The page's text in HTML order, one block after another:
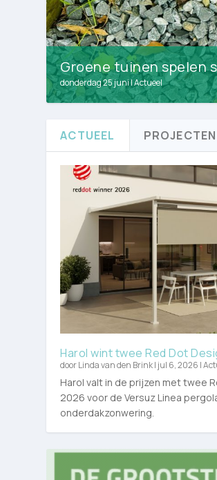
Groene tuinen spelen
donderdag 25 juni|Actueel
TU Delft sluit zich aan
Nederlandse
Koninklijke VHG:
15e Open Kwekerijdag
ACTUEEL PROJECTEN
Harol wint twee Red Dot
doorLinda van den Brink| jul 6, 2026 |
Harol valt in de prijzen met twee
2026 voor de Versuz Linea
onderdakzonwering.